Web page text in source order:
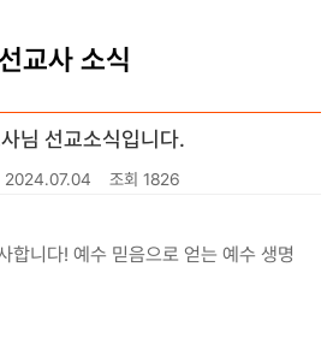
교사 소식
님 선교소식입니다.
2024.07.04 조회 1826
합니다! 예수 믿음으로 얻는 예수 생명